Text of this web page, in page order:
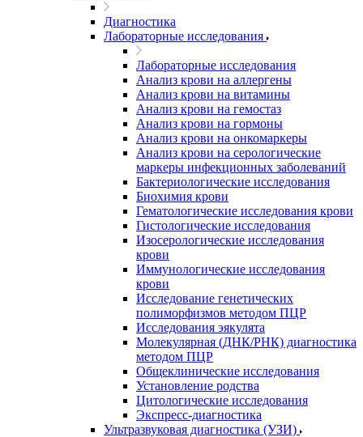
Диагностика
Лабораторные исследования
Лабораторные исследования
Анализ крови на аллергены
Анализ крови на витамины
Анализ крови на гемостаз
Анализ крови на гормоны
Анализ крови на онкомаркеры
Анализ крови на серологические
маркеры инфекционных заболеваний
Бактериологические исследования
Биохимия крови
Гематологические исследования крови
Гистологические исследования
Изосерологические исследования
крови
Иммунологические исследования
крови
Исследование генетических
полиморфизмов методом ПЦР
Исследования эякулята
Молекулярная (ДНК/РНК) диагностика
методом ПЦР
Общеклинические исследования
Установление родства
Цитологические исследования
Экспресс-диагностика
Ультразвуковая диагностика (УЗИ)